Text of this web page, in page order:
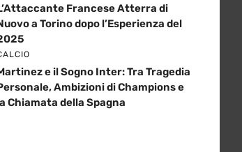
Francese Atterra di
a Torino dopo l’Esperienza del
e il Sogno Inter: Tra Tragedia
Ambizioni di Champions e
Chiamata della Spagna